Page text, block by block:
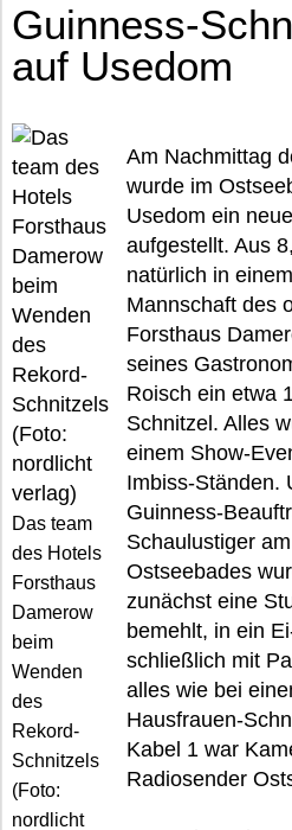
Guinness-
auf Usedom
Das team
des Hotels
Forsthaus
Damerow
beim
Wenden
des
Rekord-
Schnitzels
(Foto:
nordlicht
Am Nachmittag
wurde im
Usedom ein
aufgestellt. Aus
natürlich in
Mannschaft des
Forsthaus
seines
Roisch ein etwa
Schnitzel. Alles
einem Show-
Imbiss-Ständen.
Guinness-
Schaulustiger
Ostseebades
zunächst eine
bemehlt, in ein
schließlich mit
alles wie bei
Hausfrauen-
Kabel 1 war
Radiosender